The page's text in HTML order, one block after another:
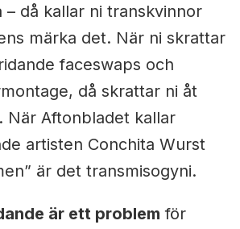
– då kallar ni transkvinnor
märka det. När ni skrattar
faceswaps och
då skrattar ni åt
När Aftonbladet kallar
artisten Conchita Wurst
är det transmisogyni.
är ett problem för